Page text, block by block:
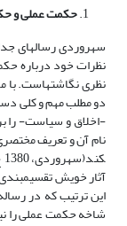
حکمت عملی و
سهروردی رساله­ای
نظرات خود درباره
نظری نگاشته­است. با
-اخلاق و سیاست- را
نام آن و تعریف
آثار خویش
این ترتیب که در
شاخه حکمت عملی را نیز